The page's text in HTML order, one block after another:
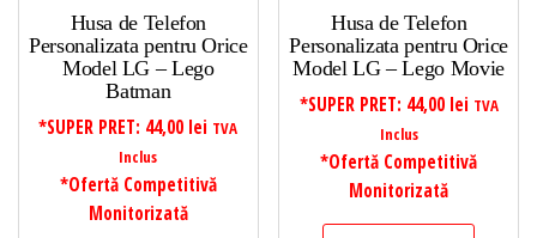
Husa de Telefon
Personalizata pentru Orice
Model LG – Lego
Batman
*SUPER PRET: 44,00 lei TVA
Inclus
*Ofertă Competitivă
Monitorizată
Husa de Telefon
Personalizata pentru Orice
Model LG – Lego Movie
*SUPER PRET: 44,00 lei TVA
Inclus
*Ofertă Competitivă
Monitorizată